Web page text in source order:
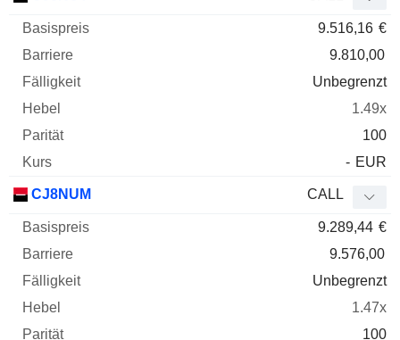
9.516,16 €
9.810,00
Unbegrenzt
1.49x
100
- EUR
CJ8NUM CALL
9.289,44 €
9.576,00
Unbegrenzt
1.47x
100